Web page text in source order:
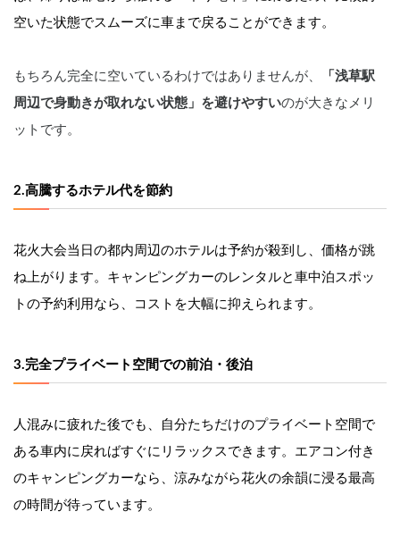
空いた状態でスムーズに車まで戻ることができます。
もちろん完全に空いているわけではありませんが、
「浅草駅
周辺で身動きが取れない状態」を避けやすいのが大きなメリ
ットです。
2.高騰するホテル代を節約
花火大会当日の都内周辺のホテルは予約が殺到し、価格が跳
ね上がります。キャンピングカーのレンタルと車中泊スポッ
トの予約利用なら、コストを大幅に抑えられます。
3.完全プライベート空間での前泊・後泊
人混みに疲れた後でも、自分たちだけのプライベート空間で
ある車内に戻ればすぐにリラックスできます。エアコン付き
のキャンピングカーなら、涼みながら花火の余韻に浸る最高
の時間が待っています。